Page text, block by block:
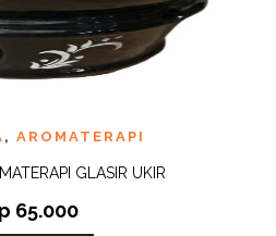
, AROMATERAPI
GLASIR UKIR
65.000